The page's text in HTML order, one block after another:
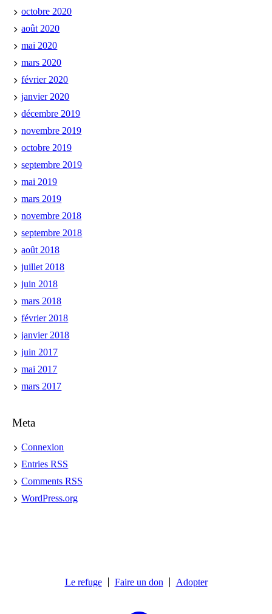
octobre 2020
août 2020
mai 2020
mars 2020
février 2020
janvier 2020
décembre 2019
novembre 2019
octobre 2019
septembre 2019
mai 2019
mars 2019
novembre 2018
septembre 2018
août 2018
juillet 2018
juin 2018
mars 2018
février 2018
janvier 2018
juin 2017
mai 2017
mars 2017
Meta
Connexion
EntriesRSS
CommentsRSS
WordPress.org
Le refuge Faire un don Adopter